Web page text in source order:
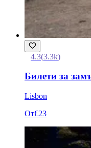
4.3(3.3k)
Билети за
Lisbon
От€23